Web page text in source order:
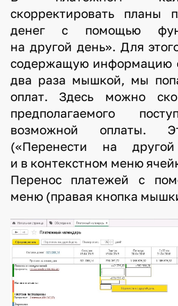
скорректировать планы
денег с помощью
на другой день». Для
содержащую информацию
два раза мышкой, мы
оплат. Здесь можно
предполагаемого
возможной оплаты.
(«Перенести на
и в контекстном меню
Перенос платежей с
меню (правая кнопка